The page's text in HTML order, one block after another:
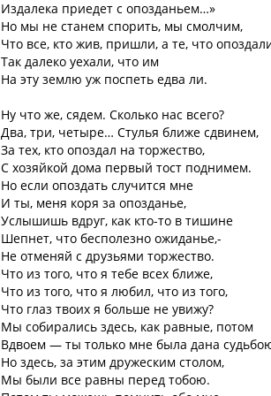
Издалека приедет с опозданьем…»
Но мы не станем спорить, мы смолчим,
Что все, кто жив, пришли, а те, что
Так далеко уехали, что им
На эту землю уж поспеть едва ли.
Ну что же, сядем. Сколько нас всего?
Два, три, четыре… Стулья ближе сдвинем,
За тех, кто опоздал на торжество,
С хозяйкой дома первый тост поднимем.
Но если опоздать случится мне
И ты, меня коря за опозданье,
Услышишь вдруг, как кто-то в тишине
Шепнет, что бесполезно ожиданье,-
Не отменяй с друзьями торжество.
Что из того, что я тебе всех ближе,
Что из того, что я любил, что из того,
Что глаз твоих я больше не увижу?
Мы собирались здесь, как равные, потом
Вдвоем — ты только мне была дана
Но здесь, за этим дружеским столом,
Мы были все равны перед тобою.